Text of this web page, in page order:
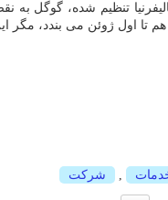
تنظیم شده، گوگل
تا اول ژوئن می بندد، مگر
, شركت